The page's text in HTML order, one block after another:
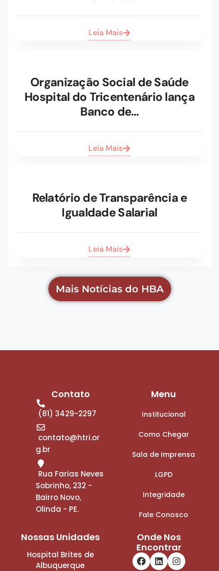
Leia Mais
Organização Social de Saúde
Hospital do Tricentenário lança
Banco de…
Leia Mais
Relatório de Transparência e
Igualdade Salarial
Leia Mais
Mais Notícias do HBA
Contato
(81) 3429-2297
contato@htri.or
g.br
Rua Farias Neves
Sobrinho, 232 -
Bairro Novo,
Olinda - PE.
Menu
Institucional
Como Chegar
Sala de Imprensa
LGPD
Integridade
Fale Conosco
Nossas Unidades
Hospital Brites de
Albuquerque
Onde Nos
Encontrar